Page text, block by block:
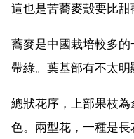
這也是苦蕎麥殼要比甜
蕎麥是中國栽培較多
帶綠。葉基部有不太明
總狀花序，上部果枝
色。兩型花，一種是